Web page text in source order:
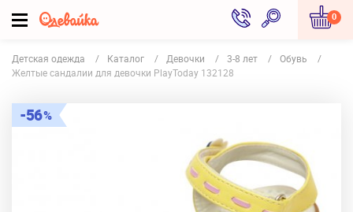
0
Детская одежда Каталог Девочки 3-8 лет
Обувь
Желтые сандалии для девочки PlayToday 132128
56